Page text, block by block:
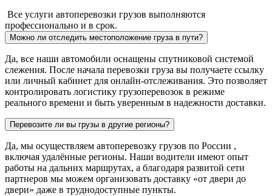
Все услуги автоперевозки грузов выполняются
профессионально и в срок.
Можно ли отследить местоположение груза в пути?
Да, все наши автомобили оснащены спутниковой системой
слежения. После начала перевозки груза вы получаете ссылку
или личный кабинет для онлайн-отслеживания. Это позволяет
контролировать логистику грузоперевозок в режиме
реального времени и быть уверенным в надежности доставки.
Перевозите ли вы грузы в другие регионы?
Да, мы осуществляем автоперевозку грузов по России ,
включая удалённые регионы. Наши водители имеют опыт
работы на дальних маршрутах, а благодаря развитой сети
партнеров мы можем организовать доставку «от двери до
двери» даже в труднодоступные пункты.